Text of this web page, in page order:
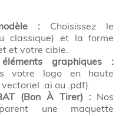
: Choisissez le
classique) et la forme
et votre cible.
graphiques :
votre logo en haute
.ai ou .pdf).
(Bon À Tirer) :Nos
une maquette